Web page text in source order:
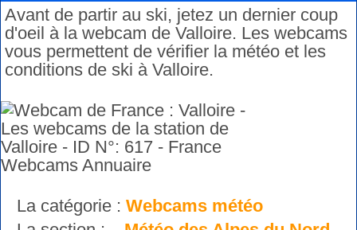
Avant de partir au ski, jetez un dernier coup
d'oeil à la webcam de Valloire. Les webcams
vous permettent de vérifier la météo et les
conditions de ski à Valloire.
La catégorie : Webcams météo